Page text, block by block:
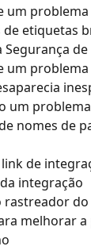
um
etiquetas
Segurança
um
um
nomes de
de
integração
rastreador do
melhorar a